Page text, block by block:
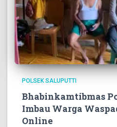
POLSEK SALUPUTTI
Bhabinkamtibmas
Imbau Warga
Online